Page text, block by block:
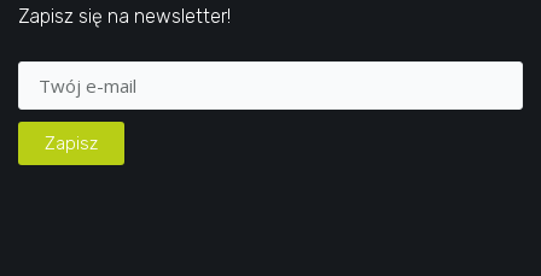
Zapisz się na newsletter!